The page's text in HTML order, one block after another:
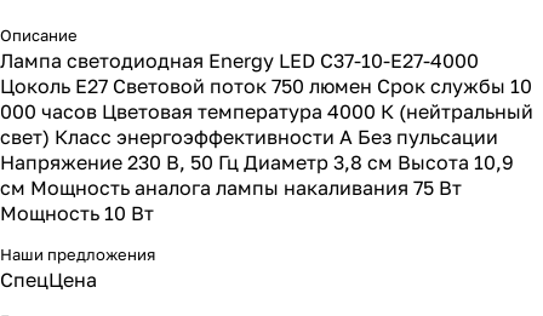
Описание
Лампа светодиодная Energy LED С37-10-E27-4000
Цоколь E27 Световой поток 750 люмен Срок службы 10
000 часов Цветовая температура 4000 К (нейтральный
свет) Класс энергоэффективности А Без пульсации
Напряжение 230 В, 50 Гц Диаметр 3,8 см Высота 10,9
см Мощность аналога лампы накаливания 75 Вт
Мощность 10 Вт
Наши предложения
СпецЦена